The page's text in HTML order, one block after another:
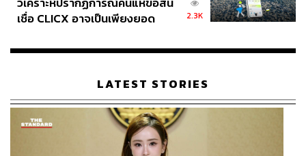
ผู้ก่อตั้งบริษัท Start-up
คนทำงานประจำที่สนใจการทำธุรกิจควบคู่กันเพื่อหา
เชื่อ CLICX อาจเป็นเพียงยอด
เรือนไทยที่ถูกซุกไว้
2.3K
LATEST STORIES